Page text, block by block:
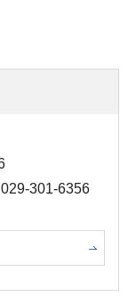
301-6356